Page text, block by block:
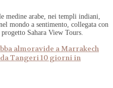
medine arabe, nei templi indiani,
mondo a sentimento, collegata con
Sahara View Tours.
almoravide a Marrakech
Tangeri 10 giorni in